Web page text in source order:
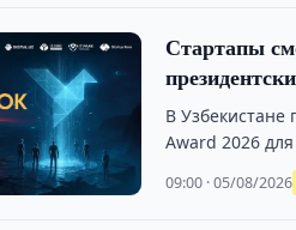
Стартапы
В
Award 2026
09:00 · 05/08/2026